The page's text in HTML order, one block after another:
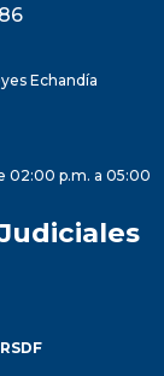
Echandía
02:00 p.m. a 05:00